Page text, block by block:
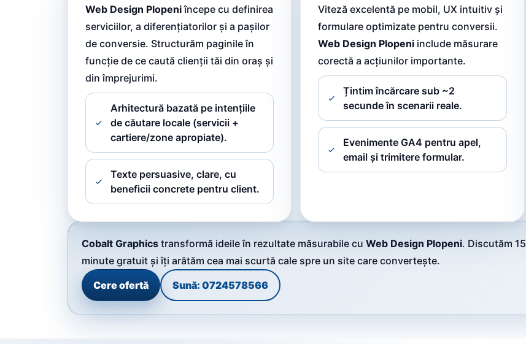
Web Design Plopeniîncepe cu definirea
serviciilor, a diferențiatorilor și a pașilor
de conversie. Structurăm paginile în
funcție de ce caută clienții tăi din oraș și
din împrejurimi.
Arhitectură bazată pe intențiile
de căutare locale (servicii +
cartiere/zone apropiate).
Texte persuasive, clare, cu
beneficii concrete pentru client.
Viteză excelentă pe mobil, UX intuitiv și
formulare optimizate pentru conversii.
Web Design Plopeni include măsurare
corectă a acțiunilor importante.
Țintim încărcare sub ~2
secunde în scenarii reale.
Evenimente GA4 pentru apel,
email și trimitere formular.
Cobalt Graphics transformă ideile în rezultate măsurabile cu Web Design Plopeni. Discutăm 15
minute gratuit și îți arătăm cea mai scurtă cale spre un site care convertește.
Cere ofertă
Sună: 0724578566